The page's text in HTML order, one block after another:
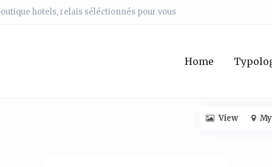
hotels, relais séléctionnés pour vous
Home
View